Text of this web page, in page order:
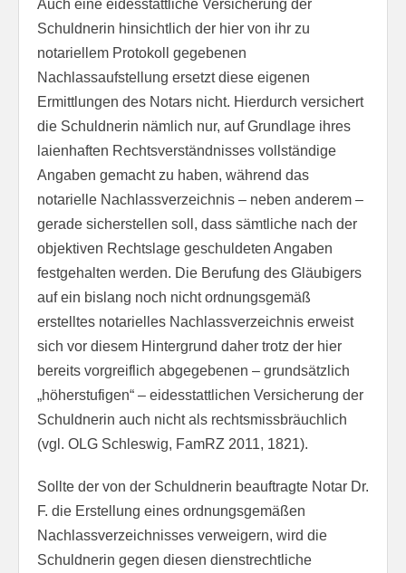
Auch eine eidesstattliche Versicherung der
Schuldnerin hinsichtlich der hier von ihr zu
notariellem Protokoll gegebenen
Nachlassaufstellung ersetzt diese eigenen
Ermittlungen des Notars nicht. Hierdurch versichert
die Schuldnerin nämlich nur, auf Grundlage ihres
laienhaften Rechtsverständnisses vollständige
Angaben gemacht zu haben, während das
notarielle Nachlassverzeichnis – neben anderem –
gerade sicherstellen soll, dass sämtliche nach der
objektiven Rechtslage geschuldeten Angaben
festgehalten werden. Die Berufung des Gläubigers
auf ein bislang noch nicht ordnungsgemäß
erstelltes notarielles Nachlassverzeichnis erweist
sich vor diesem Hintergrund daher trotz der hier
bereits vorgreiflich abgegebenen – grundsätzlich
„höherstufigen“ – eidesstattlichen Versicherung der
Schuldnerin auch nicht als rechtsmissbräuchlich
(vgl. OLG Schleswig, FamRZ 2011, 1821).
Sollte der von der Schuldnerin beauftragte Notar Dr.
F. die Erstellung eines ordnungsgemäßen
Nachlassverzeichnisses verweigern, wird die
Schuldnerin gegen diesen dienstrechtliche